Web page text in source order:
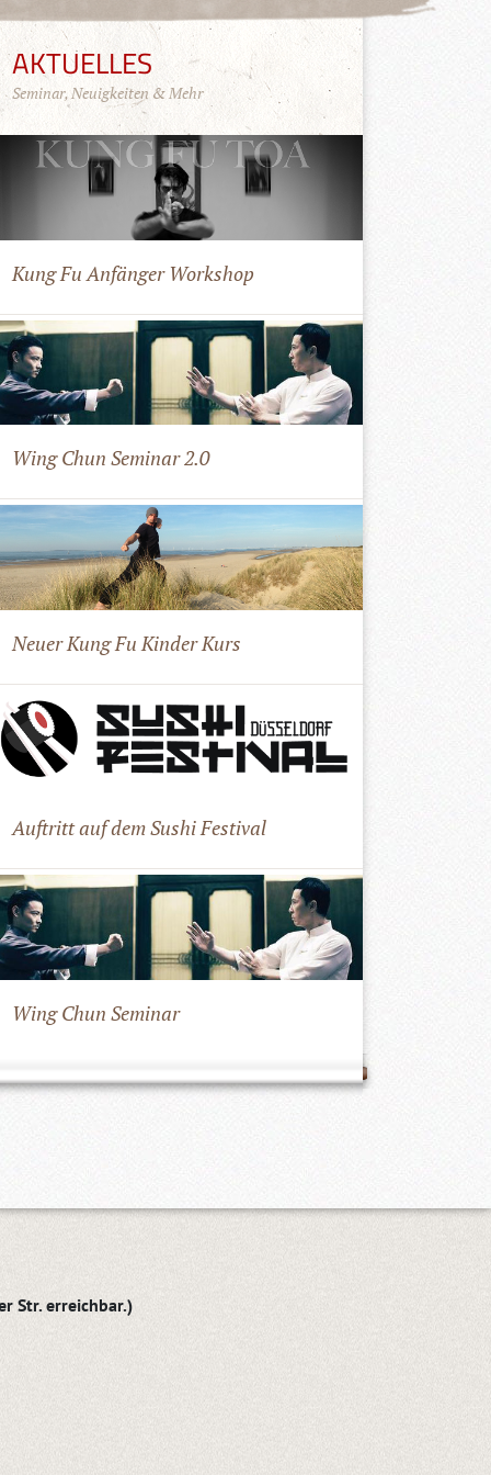
AKTUELLES
Seminar, Neuigkeiten & Mehr
Kung Fu Anfänger Workshop
Wing Chun Seminar 2.0
Neuer Kung Fu Kinder Kurs
Auftritt auf dem Sushi Festival
Wing Chun Seminar
Str. erreichbar.)